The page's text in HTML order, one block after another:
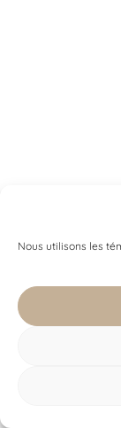
Nous utilisons les